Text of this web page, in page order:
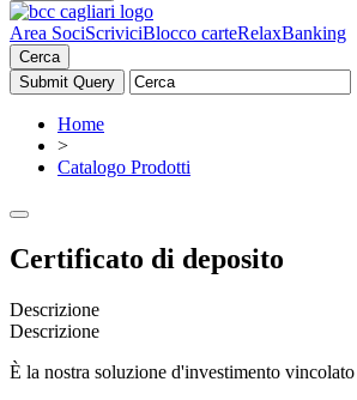
Area SociScriviciBlocco carteRelaxBanking
Cerca
Home
>
Catalogo Prodotti
Certificato di deposito
Descrizione
Descrizione
È la nostra soluzione d'investimento vincolato